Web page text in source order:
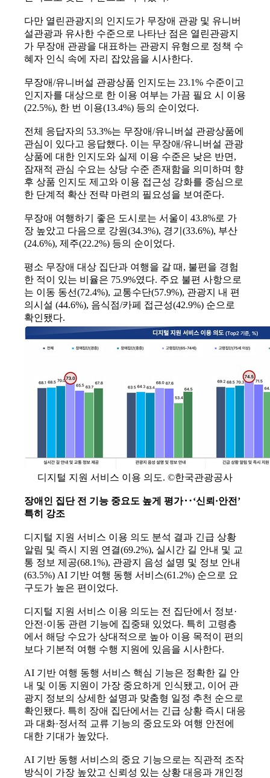
다만 열린관광지의 인지도가 무장애 관광 및 유니버
설관광과 유사한 수준으로 나타난 점은 열린관광지
가 무장애 관광을 대표하는 관광지 유형으로 정책 수
혜자 인식 속에 자리 잡았음을 시사한다.
무장애/유니버설 관광상품 인지도는 23.1% 수준이고
인지자를 대상으로 한 이용 여부는 가끔 필요 시 이용
(22.5%), 한 번 이용(13.4%) 등의 순이었다.
전체 응답자의 53.3%는 무장애/유니버설 관광상품에
관심이 있다고 응답했다. 이는 무장애/유니버설 관광
상품에 대한 인지도와 실제 이용 수준은 낮은 반면,
잠재적 관심 수요는 상당 수준 존재함을 의미하며 향
후 상품 인지도 제고와 이용 접근성 강화를 중심으로
한 단계적 확산 전략 마련의 필요성을 보여준다.
무장애 여행하기 좋은 도시로는 서울이 43.8%로 가
장 높았고 다음으로 강원(34.3%), 경기(33.6%), 부산
(24.6%), 제주(22.2%) 등의 순이었다.
평소 무장애 대상 집단과 여행을 갈 때, 불편을 경험
한 적이 있는 비율은 75.9%였다. 주요 불편 사항으로
는 이동 동선(72.4%), 교통수단(57.9%), 관광지 내 편
의시설 (44.6%), 음식점/카페 접근성(42.9%) 순으로
확인됐다.
디지털 지원 서비스 이용 의도. ©한국관광공사
장애인 집단 전 기능 중요도 높게 평가‥‘신뢰·안전’
특히 강조
디지털 지원 서비스 이용 의도 분석 결과 긴급 상황
알림 및 즉시 지원 연결(69.2%), 실시간 길 안내 및 교
통 정보 제공(68.1%), 관광지 음성 설명 및 정보 안내
(63.5%) AI 기반 여행 동행 서비스(61.2%) 순으로 요
구도가 높은 편이었다.
디지털 지원 서비스 이용 의도는 전 집단에서 정보·
안전·이동 관련 기능에 집중돼 있었다. 특히 고령층
에서 해당 수요가 상대적으로 높아 이용 목적이 편의
보다 기본적 여행 수행 지원에 있음을 시사한다.
AI 기반 여행 동행 서비스 핵심 기능은 정확한 길 안
내 및 이동 지원이 가장 중요하게 인식됐고, 이어 관
광지 정보의 상세한 설명과 맞춤형 일정 추천 순으로
확인됐다. 특히 장애 집단에서는 긴급 상황 즉시 대응
과 대화·정서적 교류 기능의 중요도와 여행 안전에
대한 기대가 높았다.
AI 기반 동행 서비스의 중요 기능으로는 직관적 조작
방식이 가장 높았고 신뢰성 있는 상황 대응과 개인정